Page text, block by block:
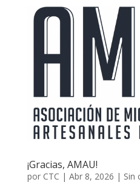
¡Gracias, AMAU!
por CTC | Abr 8, 2026 | Sin